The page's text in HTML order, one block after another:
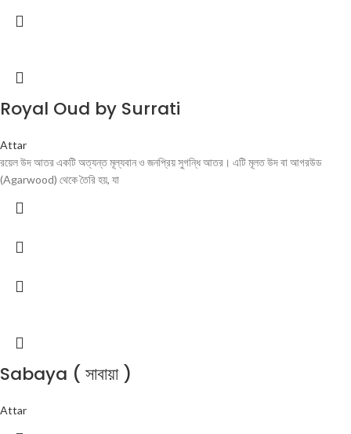
Royal Oud by Surrati
Attar
রয়েল উদ আতর একটি অত্যন্ত মূল্যবান ও জনপ্রিয় সুগন্ধি আতর। এটি মূলত উদ বা আগরউড
(Agarwood) থেকে তৈরি হয়, যা
Sabaya ( সাবায়া )
Attar